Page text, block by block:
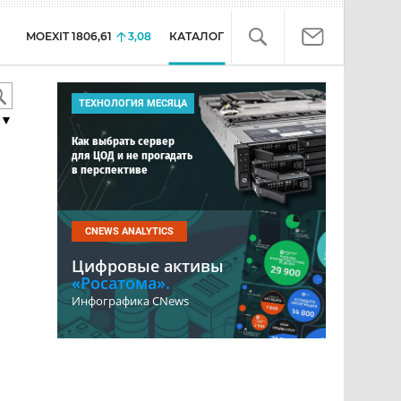
MOEXIT 1806,61 3,08 КАТАЛОГ
ТЕХНОЛОГИЯ МЕСЯЦА
Как выбрать сервер
для ЦОД и не прогадать
в перспективе
CNEWS ANALYTICS
Цифровые активы
«Росатома».
Инфографика CNews